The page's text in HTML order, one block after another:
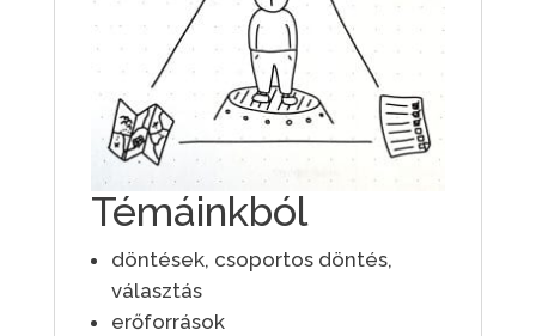
Témáinkból
döntések, csoportos döntés,
választás
erőforrások